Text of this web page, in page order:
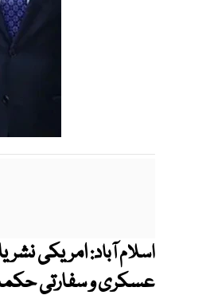
اسلام آباد:امریکی
عسکری و سفارتی